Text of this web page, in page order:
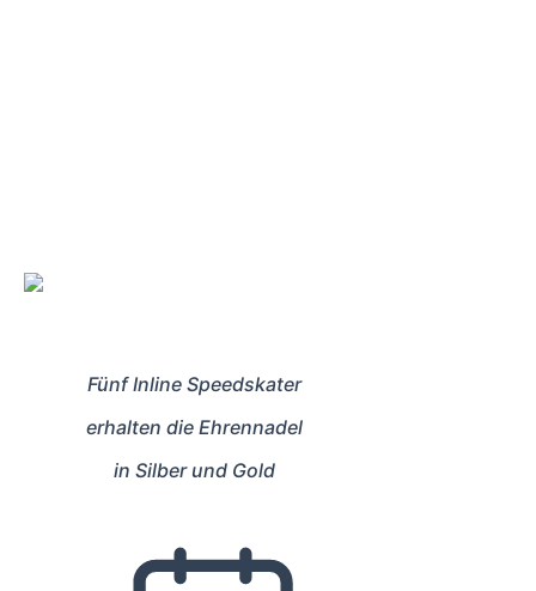
Fünf Inline Speedskater
erhalten die Ehrennadel
in Silber und Gold